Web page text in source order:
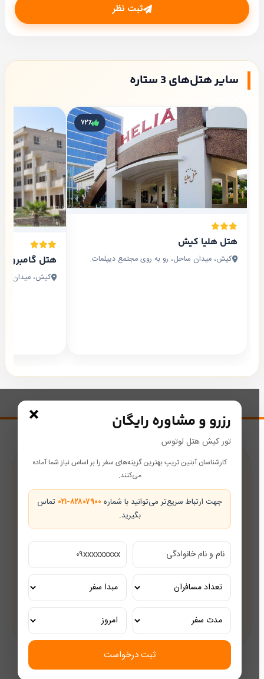
ثبت نظر
سایر هتل‌های 3 ستاره
۷۲٪
هتل هلیا کیش
کیش، میدان ساحل، رو به روی مجتمع دیپلمات. هتل
کیش، میدان
رزرو و مشاوره رایگان
تور کیش هتل لوتوس
کارشناسان آبتین تریپ بهترین گزینه‌های سفر را بر اساس نیاز شما آماده
می‌کنند.
جهت ارتباط سریع‌تر می‌توانید با شماره ۰۲۱-۸۲۸۰۷۹۰۰ تماس
بگیرید.
×
ثبت درخواست
پشتیبانی در طول سفر
همراه شما از رزرو تا بازگشت
تضمین بهترین قیمت
قیمت‌های رقابتی
مشاوره رایگان
کارشناسان مجرب گردشگری
تور ریلی اختصاصی
تجربه‌ای لوکس و به‌یادماندنی